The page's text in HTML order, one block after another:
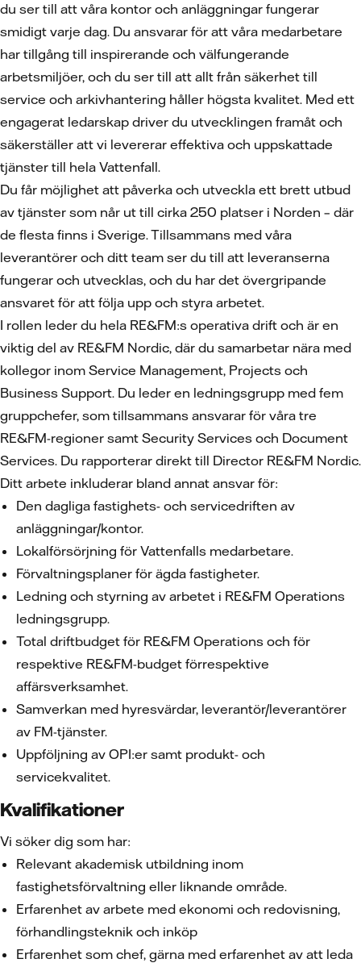
du ser till att våra kontor och anläggningar fungerar
smidigt varje dag. Du ansvarar för att våra medarbetare
har tillgång till inspirerande och välfungerande
arbetsmiljöer, och du ser till att allt från säkerhet till
service och arkivhantering håller högsta kvalitet. Med ett
engagerat ledarskap driver du utvecklingen framåt och
säkerställer att vi levererar effektiva och uppskattade
tjänster till hela Vattenfall.
Du får möjlighet att påverka och utveckla ett brett utbud
av tjänster som når ut till cirka 250 platser i Norden – där
de flesta finns i Sverige. Tillsammans med våra
leverantörer och ditt team ser du till att leveranserna
fungerar och utvecklas, och du har det övergripande
ansvaret för att följa upp och styra arbetet.
I rollen leder du hela RE&FM:s operativa drift och är en
viktig del av RE&FM Nordic, där du samarbetar nära med
kollegor inom Service Management, Projects och
Business Support. Du leder en ledningsgrupp med fem
gruppchefer, som tillsammans ansvarar för våra tre
RE&FM-regioner samt Security Services och Document
Services. Du rapporterar direkt till Director RE&FM Nordic.
Ditt arbete inkluderar bland annat ansvar för:
Den dagliga fastighets- och servicedriften av
anläggningar/kontor.
Lokalförsörjning för Vattenfalls medarbetare.
Förvaltningsplaner för ägda fastigheter.
Ledning och styrning av arbetet i RE&FM Operations
ledningsgrupp.
Total driftbudget för RE&FM Operations och för
respektive RE&FM-budget förrespektive
affärsverksamhet.
Samverkan med hyresvärdar, leverantör/leverantörer
av FM-tjänster.
Uppföljning av OPI:er samt produkt- och
servicekvalitet.
Kvalifikationer
Vi söker dig som har:
Relevant akademisk utbildning inom
fastighetsförvaltning eller liknande område.
Erfarenhet av arbete med ekonomi och redovisning,
förhandlingsteknik och inköp
Erfarenhet som chef, gärna med erfarenhet av att leda